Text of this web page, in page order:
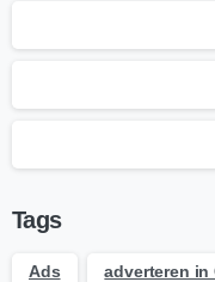
Tags
Ads adverteren in